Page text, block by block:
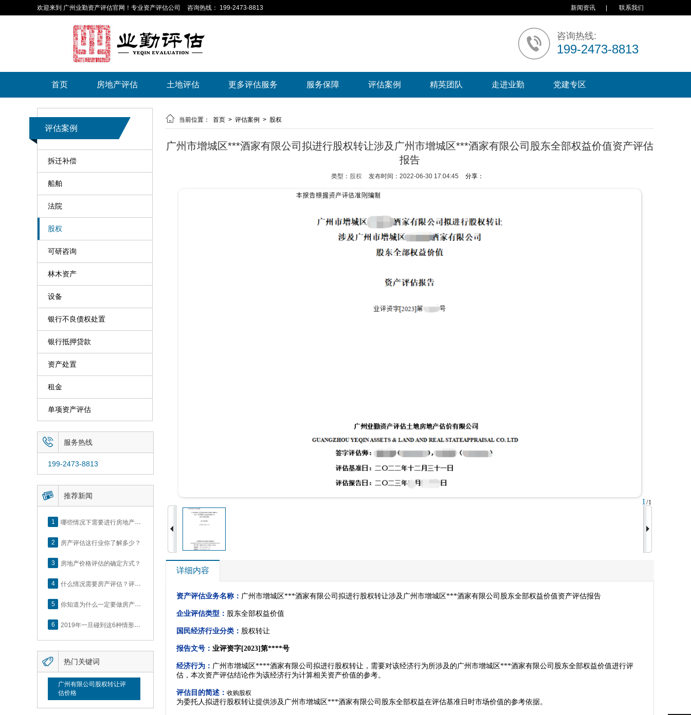
欢迎来到 广州业勤资产评估官网！专业资产评估公司 咨询热线： 199-2473-8813 新闻资讯 联系我们
咨询热线:
199-2473-8813
首页 房地产评估 土地评估 更多评估服务 服务保障 评估案例 精英团队 走进业勤 党建专区
评估案例
拆迁补偿
船舶
法院
股权
可研咨询
林木资产
设备
银行不良债权处置
银行抵押贷款
资产处置
租金
单项资产评估
 服务热线
199-2473-8813
 推荐新闻
1 哪些情况下需要进行房地产评估？
2 房产评估这行业你了解多少？
3 房地产价格评估的确定方式？
4 什么情况需要房产评估？评估流程是什么？
5 你知道为什么一定要做房产评估吗？随业勤小编来看看
6 2019年一旦碰到这6种情形，将不得不做房产评估！
 热门关键词
广州有限公司股权转让评
估价格
 当前位置： 首页 > 评估案例 > 股权
广州市增城区***酒家有限公司拟进行股权转让涉及广州市增城区***酒家有限公司股东全部权益价值资产评估
报告
类型： 股权 发布时间：2022-06-30 17:04:45 分享：
1 /1
详细内容
资产评估业务名称： 广州市增城区***酒家有限公司拟进行股权转让涉及广州市增城区***酒家有限公司股东全部权益价值资产评估报告
企业评估类型： 股东全部权益价值
国民经济行业分类： 股权转让
报告文号： 业评资字[2023]第****号
经济行为： 广州市增城区****酒家有限公司拟进行股权转让，需要对该经济行为所涉及的广州市增城区***酒家有限公司股东全部权益价值进行评
估，本次资产评估结论作为该经济行为计算相关资产价值的参考。
评估目的简述： 收购股权
为委托人拟进行股权转让提供涉及广州市增城区***酒家有限公司股东全部权益在评估基准日时市场价值的参考依据。